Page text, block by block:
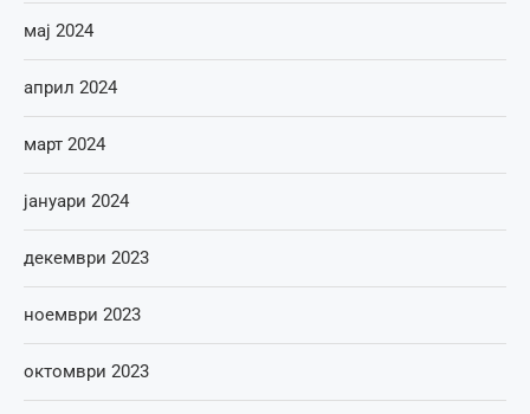
мај 2024
април 2024
март 2024
јануари 2024
декември 2023
ноември 2023
октомври 2023